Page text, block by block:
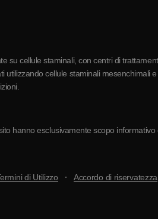
cellule staminali, con centri di
cellule staminali
hanno esclusivamente scopo
di Utilizzo Accordo di riservatezza